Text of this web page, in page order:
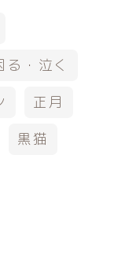
る・泣く
正月
黒猫